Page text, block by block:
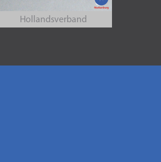
Hollandsverband